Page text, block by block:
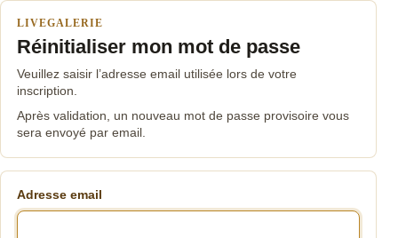
LIVEGALERIE
Réinitialiser mon mot de passe
Veuillez saisir l’adresse email utilisée lors de votre
inscription.
Après validation, un nouveau mot de passe provisoire vous
sera envoyé par email.
Adresse email